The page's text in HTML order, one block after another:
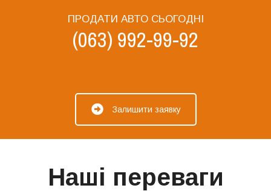
ПРОДАТИ АВТО СЬОГОДНІ
(063) 992-99-92
Залишити заявку
Наші переваги